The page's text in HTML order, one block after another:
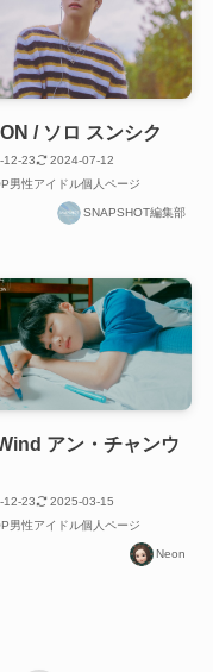
/ ソロ スンシク
12-23
2024-07-12
男性アイドル個人ページ
SNAPSHOT編集部
アン・チャンウ
12-23
2025-03-15
男性アイドル個人ページ
Neon